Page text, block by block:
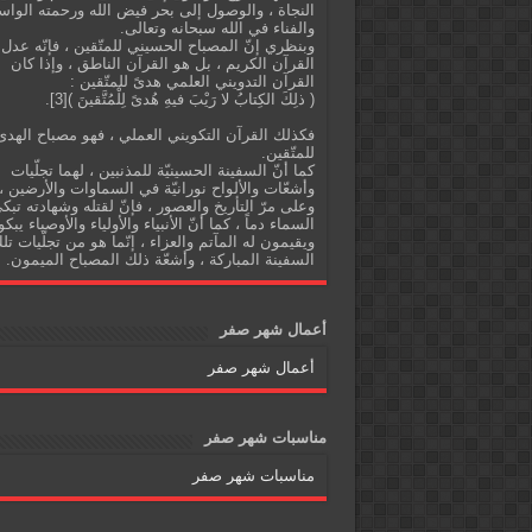
النجاة ، والوصول إلى بحر فيض الله ورحمته
والفناء في الله سبحانه وتعالى.
وبنظري إنّ المصباح الحسيني للمتّقين ، فإنّه عدل
القرآن الكريم ، بل هو القرآن الناطق ، وإذا كان
القرآن التدويني العلمي هدىً للمتّقين :
( ذلِكَ الكِتابُ لا رَيْبَ فيهِ هُدىً لِلْمُتَّقينَ )[3].
فكذلك القرآن التكويني العملي ، فهو مصباح
للمتّقين.
كما أنّ السفينة الحسينيّة للمذنبين ، لهما تجلّيات
وأشعّات والألواح نورانيّة في السماوات والأرضين ،
وعلى مرّ التأريخ والعصور ، فإنّ لقتله وشهادته
السماء دماً ، كما أنّ الأنبياء والأولياء والأوصياء
ويقيمون له المآتم والعزاء ، إنّما هو من تجلّيات
السفينة المباركة ، وأشعّة ذلك المصباح الميمون.
أعمال شهر صفر
أعمال شهر صفر
مناسبات شهر صفر
مناسبات شهر صفر